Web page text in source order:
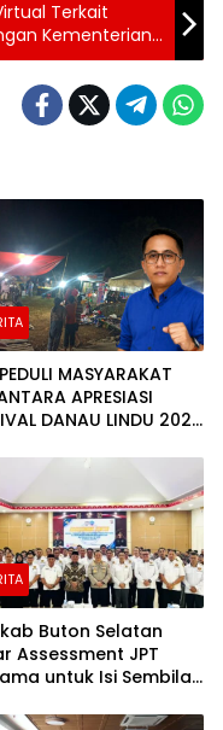
Terkait
Kementerian
MASYARAKAT
APRESIASI
DANAU LINDU 2026
KERAKYATAN
Buton Selatan
Assessment JPT
untuk Isi Sembilan